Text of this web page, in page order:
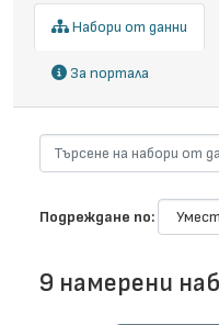
Набори от данни
За портала
Подреждане по
9 намерени